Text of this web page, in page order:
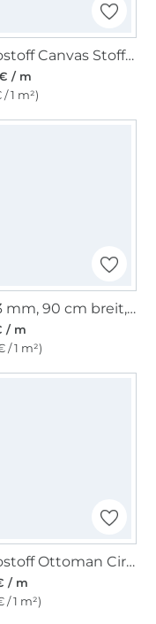
Dekostoff Canvas Stoff uni, dunkelblau
/ m
/ 1 m²)
Filz, 3 mm, 90 cm breit, hellgrau-meliert
/ m
/ 1 m²)
Dekostoff Ottoman Circle Style, blau
/ m
/ 1 m²)